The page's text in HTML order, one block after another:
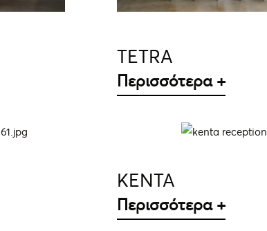
TETRA
Περισσότερα +
ΛΕΠΤΟΜΈΡΕΙΕΣ
KENTA
Περισσότερα +